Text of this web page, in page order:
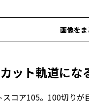
画像を
ット軌道にな
コア105。100切り